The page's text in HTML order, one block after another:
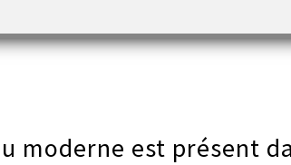
moderne est présent